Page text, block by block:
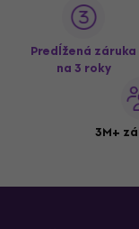
Predĺžená záruka
na 3 roky
3M+